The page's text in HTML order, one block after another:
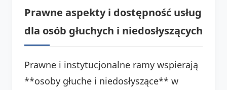
Prawne aspekty i dostępność usług
dla osób głuchych i niedosłyszących
Prawne i instytucjonalne ramy wspierają
**osoby głuche i niedosłyszące** w